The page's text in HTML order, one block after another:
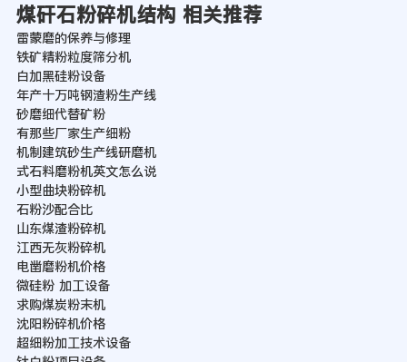
煤矸石粉碎机结构 相关推荐
雷蒙磨的保养与修理
铁矿精粉粒度筛分机
白加黑硅粉设备
年产十万吨钢渣粉生产线
砂磨细代替矿粉
有那些厂家生产细粉
机制建筑砂生产线研磨机
式石料磨粉机英文怎么说
小型曲块粉碎机
石粉沙配合比
山东煤渣粉碎机
江西无灰粉碎机
电凿磨粉机价格
微硅粉 加工设备
求购煤炭粉末机
沈阳粉碎机价格
超细粉加工技术设备